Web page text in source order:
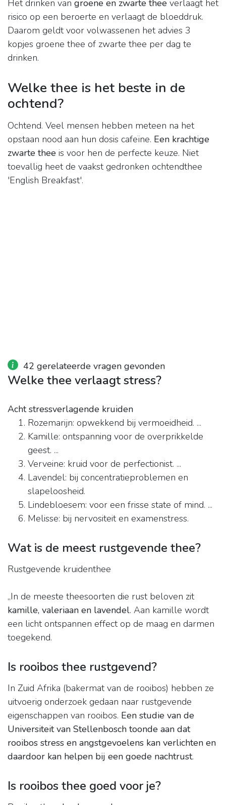
Het drinken van groene en zwarte thee verlaagt het
risico op een beroerte en verlaagt de bloeddruk.
Daarom geldt voor volwassenen het advies 3
kopjes groene thee of zwarte thee per dag te
drinken.
Welke thee is het beste in de
ochtend?
Ochtend. Veel mensen hebben meteen na het
opstaan nood aan hun dosis cafeïne. Een krachtige
zwarte thee is voor hen de perfecte keuze. Niet
toevallig heet de vaakst gedronken ochtendthee
'English Breakfast'.
42 gerelateerde vragen gevonden
Welke thee verlaagt stress?
Acht stressverlagende kruiden
Rozemarijn: opwekkend bij vermoeidheid. ...
Kamille: ontspanning voor de overprikkelde
geest. ...
Verveine: kruid voor de perfectionist. ...
Lavendel: bij concentratieproblemen en
slapeloosheid.
Lindebloesem: voor een frisse state of mind. ...
Melisse: bij nervositeit en examenstress.
Wat is de meest rustgevende thee?
Rustgevende kruidenthee
,,In de meeste theesoorten die rust beloven zit
kamille, valeriaan en lavendel. Aan kamille wordt
een licht ontspannen effect op de maag en darmen
toegekend.
Is rooibos thee rustgevend?
In Zuid Afrika (bakermat van de rooibos) hebben ze
uitvoerig onderzoek gedaan naar rustgevende
eigenschappen van rooibos. Een studie van de
Universiteit van Stellenbosch toonde aan dat
rooibos stress en angstgevoelens kan verlichten en
daardoor kan helpen bij een goede nachtrust.
Is rooibos thee goed voor je?